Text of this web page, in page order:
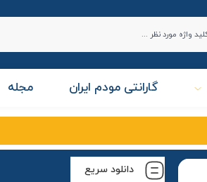
گارانتی مودم ایران مجله
دانلود سریع